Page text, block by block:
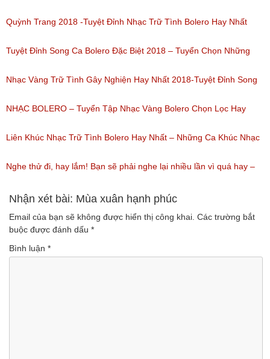
(Lượt nghe: 80)
miền tây hay nhất
(Lượt nghe: 184)
Quỳnh Trang 2018 -Tuyệt Đỉnh Nhạc Trữ Tình Bolero Hay Nhất
Của Quỳnh Trang 2018
(Lượt nghe: 155)
Tuyệt Đỉnh Song Ca Bolero Đặc Biệt 2018 – Tuyển Chọn Những
Bài Hát Song Ca Nhạc Vàng Bolero Hay Nhất
(Lượt nghe: 218)
Nhạc Vàng Trữ Tình Gây Nghiện Hay Nhất 2018-Tuyệt Đỉnh Song
Ca Thiên Quang Quỳnh Trang Ngọt Ngào
(Lượt nghe: 219)
NHẠC BOLERO – Tuyển Tập Nhạc Vàng Bolero Chọn Lọc Hay
Nhất / Tuyệt Đỉnh Bolero
(Lượt nghe: 99)
Liên Khúc Nhạc Trữ Tình Bolero Hay Nhất – Những Ca Khúc Nhạc
Vàng Trữ Tình Hay Nhất 2018
(Lượt nghe: 75)
Nghe thử đi, hay lắm! Bạn sẽ phải nghe lại nhiều lần vì quá hay –
Nhạc miền Tây đặc sắc
(Lượt nghe: 46)
Nhận xét bài: Mùa xuân hạnh phúc
Email của bạn sẽ không được hiển thị công khai. Các trường bắt
buộc được đánh dấu *
Bình luận *